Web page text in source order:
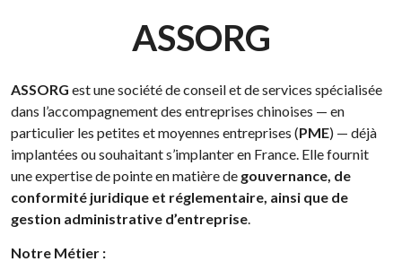
ASSORG
ASSORG est une société de conseil et de services spécialisée
dans l’accompagnement des entreprises chinoises — en
particulier les petites et moyennes entreprises (PME) — déjà
implantées ou souhaitant s’implanter en France. Elle fournit
une expertise de pointe en matière de gouvernance, de
conformité juridique et réglementaire, ainsi que de
gestion administrative d’entreprise.
Notre Métier :